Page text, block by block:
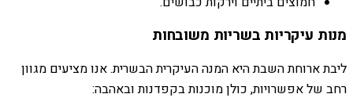
מנות עיקריות בשריות משובחות
ליבת ארוחת השבת היא המנה העיקרית הבשרית. אנו מציעים מגוון
רחב של אפשרויות, כולן מוכנות בקפדנות ובאהבה: